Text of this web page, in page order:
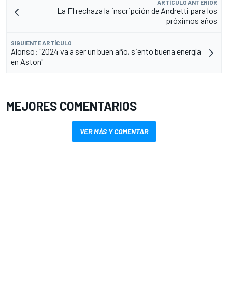
ARTÍCULO ANTERIOR
La F1 rechaza la inscripción de Andretti para los
próximos años
SIGUIENTE ARTÍCULO
Alonso: "2024 va a ser un buen año, siento buena energía
en Aston"
MEJORES COMENTARIOS
VER MÁS Y COMENTAR